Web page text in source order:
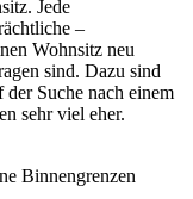
Jede
–
Wohnsitz neu
sind. Dazu sind
Suche nach einem
sehr viel eher.
Binnengrenzen